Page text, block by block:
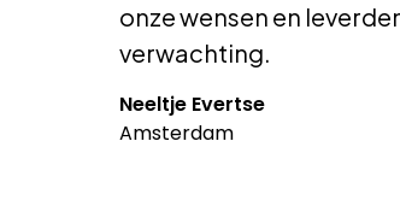
onze wensen en
verwachting.
Neeltje Evertse
Amsterdam